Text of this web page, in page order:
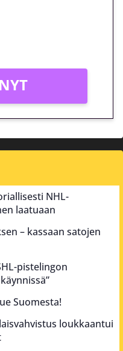
NHL-
laatuaan
– kassaan satojen
pistelingon
Suomesta!
loukkaantui